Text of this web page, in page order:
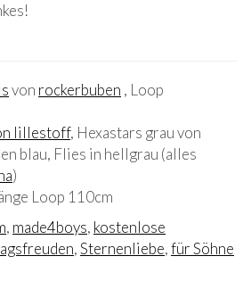
von rockerbuben , Loop
lillestoff, Hexastars grau von
blau, Flies in hellgrau (alles
)
Loop 110cm
, made4boys, kostenlose
,Sternenliebe,für Söhne